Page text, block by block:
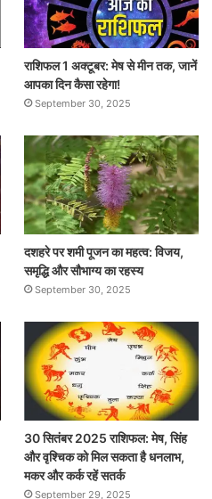
राशिफल 1 अक्टूबर: मेष से मीन तक, जानें
आपका दिन कैसा रहेगा!
September 30, 2025
दशहरे पर शमी पूजन का महत्व: विजय,
समृद्धि और सौभाग्य का रहस्य
September 30, 2025
30 सितंबर 2025 राशिफल: मेष, सिंह
और वृश्चिक को मिल सकता है धनलाभ,
मकर और कर्क रहें सतर्क
September 29, 2025